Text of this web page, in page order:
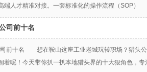
端人才精准对接。一套标准化的操作流程（SOP）
司前十名
前十名 想在鞍山这座工业老城玩转职场？猎头公
着呢！今天带你扒一扒本地猎头界的十大狠角色，专